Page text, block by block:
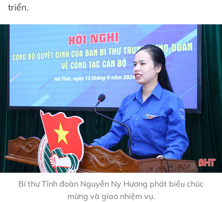
triển.
Bí thư Tỉnh đoàn Nguyễn Ny Hương phát biểu chúc
mừng và giao nhiệm vụ.